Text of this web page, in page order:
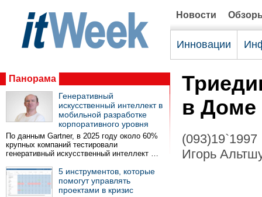
Новости
Инновации
Панорама
Генеративный
искусственный интеллект в
мобильной разработке
корпоративного уровня
По данным Gartner, в 2025 году около 60%
крупных компаний тестировали
генеративный искусственный интеллект …
5 инструментов, которые
помогут управлять
проектами в кризис
в Доме
(093)19`1997
Игорь